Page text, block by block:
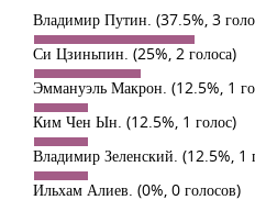
Владимир Путин. (37.5%, 3
Си Цзиньпин. (25%, 2 голоса)
Эммануэль Макрон. (12.5%, 1
Ким Чен Ын. (12.5%, 1 голос)
Владимир Зеленский. (12.5%, 1
Ильхам Алиев. (0%, 0 голосов)